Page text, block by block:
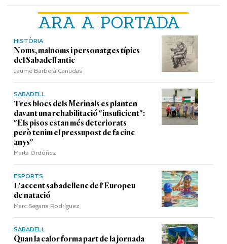
ARA A PORTADA
HISTÒRIA
Noms, malnoms i personatges típics
del Sabadell antic
Jaume Barberà Canudas
SABADELL
Tres blocs dels Merinals es planten
davant una rehabilitació "insuficient":
"Els pisos estan més deteriorats
però tenim el pressupost de fa cinc
anys"
Marta Ordóñez
ESPORTS
L'accent sabadellenc de l'Europeu
de natació
Marc Segarra Rodríguez
SABADELL
Quan la calor forma part de la jornada